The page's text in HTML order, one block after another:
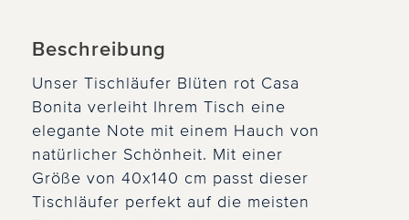
Beschreibung
Unser Tischläufer Blüten rot Casa
Bonita verleiht Ihrem Tisch eine
elegante Note mit einem Hauch von
natürlicher Schönheit. Mit einer
Größe von 40x140 cm passt dieser
Tischläufer perfekt auf die meisten